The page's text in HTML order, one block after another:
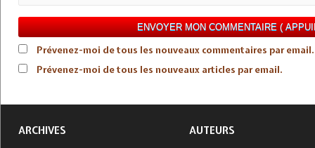
Prévenez-moi de tous les nouveaux commentaires par email.
Prévenez-moi de tous les nouveaux articles par email.
ARCHIVES AUTEURS